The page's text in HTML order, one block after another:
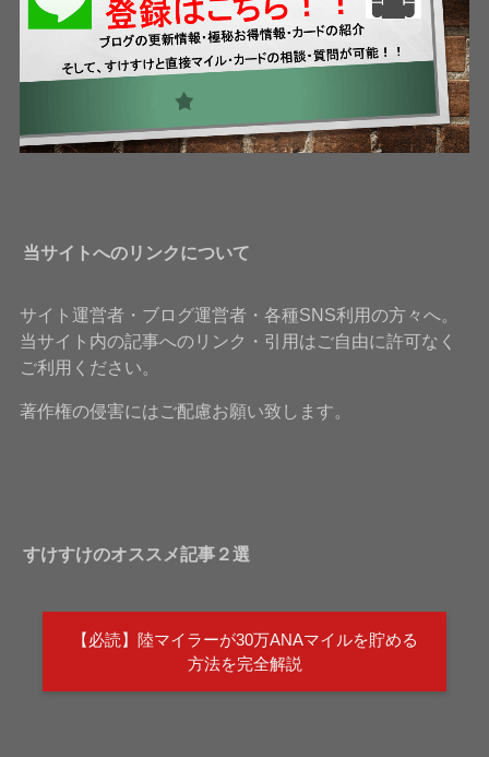
当サイトへのリンクについて
サイト運営者・ブログ運営者・各種SNS利用の方々へ。
当サイト内の記事へのリンク・引用はご自由に許可なく
ご利用ください。
著作権の侵害にはご配慮お願い致します。
すけすけのオススメ記事２選
【必読】陸マイラーが30万ANAマイルを貯める
方法を完全解説